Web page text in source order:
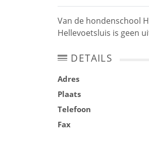
Van de hondenschool
Hellevoetsluis is geen
DETAILS
Adres
Plaats
Telefoon
Fax